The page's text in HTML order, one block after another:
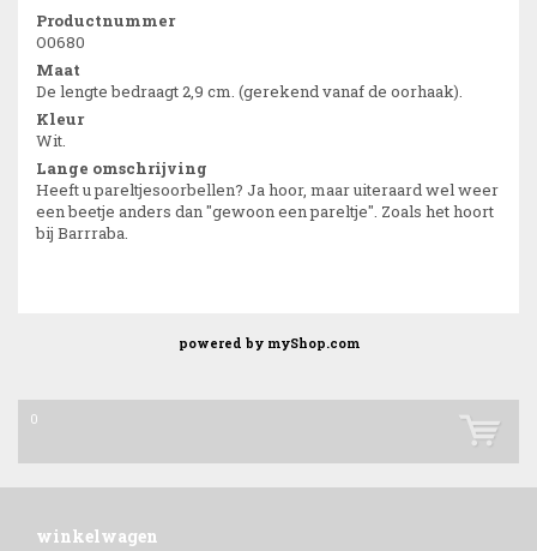
Productnummer
O0680
Maat
De lengte bedraagt 2,9 cm. (gerekend vanaf de oorhaak).
Kleur
Wit.
Lange omschrijving
Heeft u pareltjesoorbellen? Ja hoor, maar uiteraard wel weer
een beetje anders dan "gewoon een pareltje". Zoals het hoort
bij Barrraba.
powered by myShop.com
0
winkelwagen